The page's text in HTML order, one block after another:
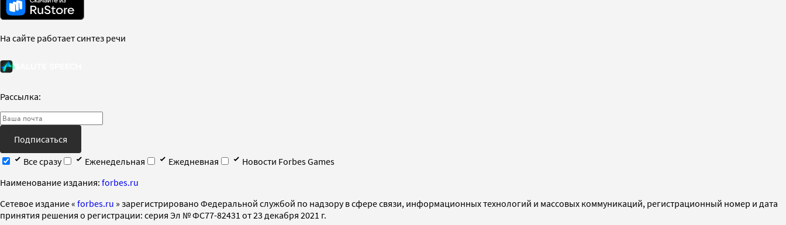
На сайте работает синтез речи
Рассылка:
Подписаться
Все сразу
Еженедельная Ежедневная
Новости Forbes Games
Наименование издания: forbes.ru
Cетевое издание « forbes.ru » зарегистрировано Федеральной службой по надзору в сфере связи, информационных технологий и массовых коммуникаций, регистрационный номер и дата
принятия решения о регистрации: серия Эл № ФС77-82431 от 23 декабря 2021 г.